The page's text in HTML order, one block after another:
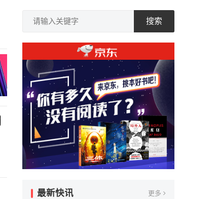
搜索
最新快讯 更多